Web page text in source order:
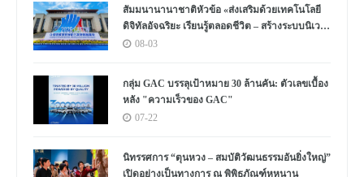
สัมมนานานาชาติหัวข้อ «ส่งเสริมด้วยเทคโนโลยี
ดิจิทัลอัจฉริยะ เรียนรู้ตลอดชีวิต – สร้างระบบนิเวศ
ใหม่แห่งการเรียนรู้ตลอดชีวิตของมนุษย์» จัดขึ้น
08-03
กลุ่ม GAC บรรลุเป้าหมาย 30 ล้านคัน: ตัวเลขเบื้อง
หลัง "ความเร็วของ GAC"
07-22
นิทรรศการ “ตุนหวง – สมบัติวัฒนธรรมอันยิ่งใหญ่”
เปิดอย่างเป็นทางการ ณ พิพิธภัณฑ์หูหนาน